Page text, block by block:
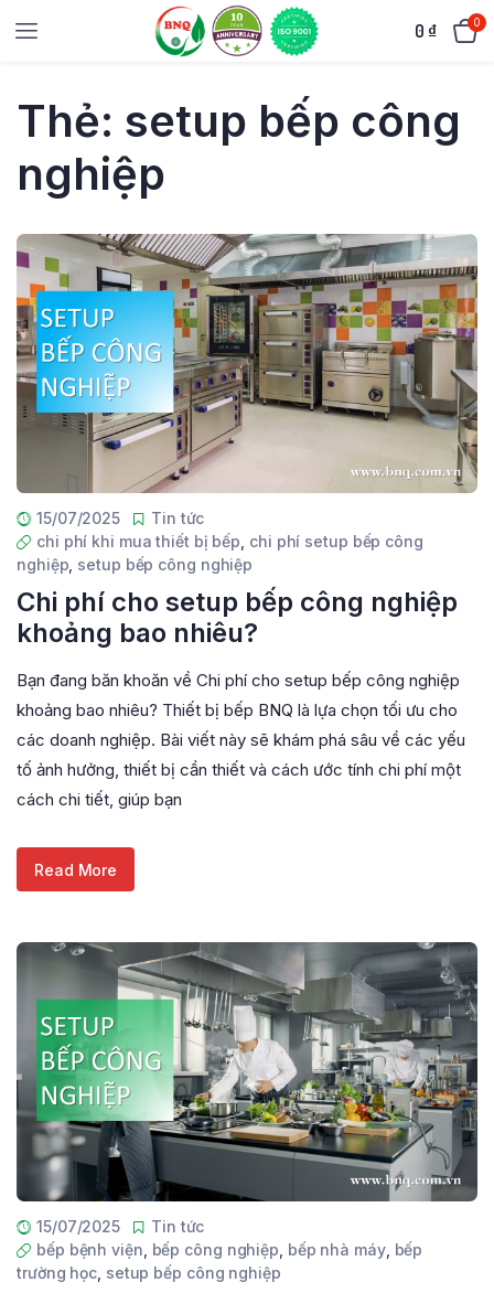
0 ₫ 0
Thẻ: setup bếp công
nghiệp
15/07/2025
Tin tức
chi phí khi mua thiết bị bếp chi phí setup bếp công
nghiệp setup bếp công nghiệp
Chi phí cho setup bếp công nghiệp
khoảng bao nhiêu?
Bạn đang băn khoăn về Chi phí cho setup bếp công nghiệp
khoảng bao nhiêu? Thiết bị bếp BNQ là lựa chọn tối ưu cho
các doanh nghiệp. Bài viết này sẽ khám phá sâu về các yếu
tố ảnh hưởng, thiết bị cần thiết và cách ước tính chi phí một
cách chi tiết, giúp bạn
Read More
15/07/2025
Tin tức
bếp bệnh viện bếp công nghiệp bếp nhà máy, bếp
trường học setup bếp công nghiệp